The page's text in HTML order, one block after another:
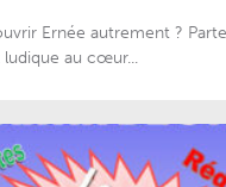
Ernée autrement ?
ludique au cœur...